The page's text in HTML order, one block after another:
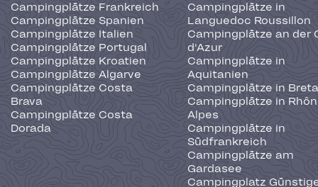
Campingplätze Frankreich
Campingplätze Spanien
Campingplätze Italien
Campingplätze Portugal
Campingplätze Kroatien
Campingplätze Algarve
Campingplätze Costa
Brava
Campingplätze Costa
Dorada
Campingplätze in
Languedoc Roussillon
Campingplätze an der
d'Azur
Campingplätze in
Aquitanien
Campingplätze in
Campingplätze in
Alpes
Campingplätze in
Südfrankreich
Campingplätze am
Gardasee
Campingplatz